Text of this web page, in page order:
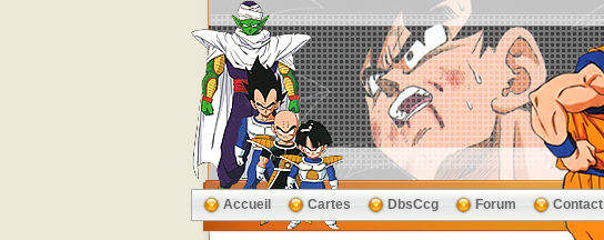
Accueil Cartes DbsCcg Forum Contact